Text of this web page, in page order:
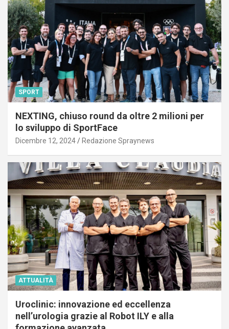
SPORT
NEXTING, chiuso round da oltre 2 milioni per
lo sviluppo di SportFace
Dicembre 12, 2024 Redazione Spraynews
ATTUALITÀ
Uroclinic: innovazione ed eccellenza
nell’urologia grazie al Robot ILY e alla